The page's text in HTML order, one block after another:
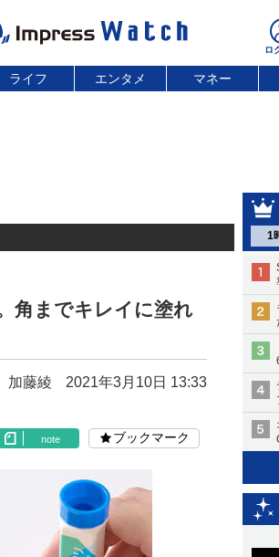
ライフ エンタメ マネー
1
角までキレイに塗れ
加藤綾 2021年3月10日 13:33
note ブックマーク